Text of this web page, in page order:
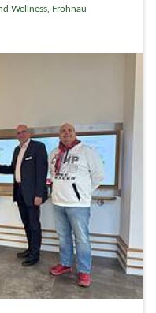
Wellness Frohnau